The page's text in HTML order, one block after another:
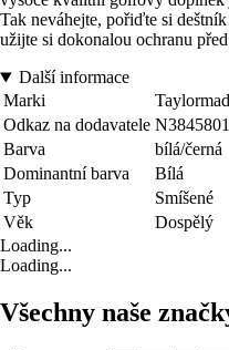
Tak neváhejte, pořiďte si
užijte si dokonalou ochranu
Další informace
Marki
Odkaz na dodavatele N3845801
Barva
bílá/černá
Dominantní barva
Bílá
Typ
Smíšené
Věk
Dospělý
Loading...
Loading...
Všechny naše